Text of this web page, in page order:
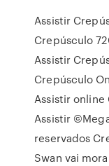
Assistir
Crepúsculo
Assistir
Crepúsculo
Assistir
Assistir
reservados
Swan vai